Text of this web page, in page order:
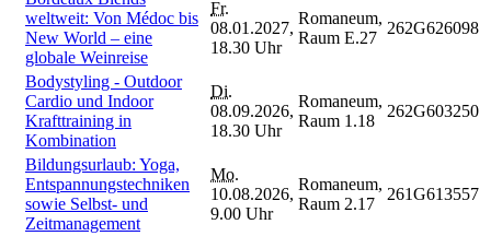
weltweit: Von Médoc bis
New World – eine
globale Weinreise
Fr.
08.01.2027,
18.30 Uhr
Romaneum,
Raum E.27
262G626098
Bodystyling - Outdoor
Cardio und Indoor
Krafttraining in
Kombination
Di.
08.09.2026,
18.30 Uhr
Romaneum,
Raum 1.18
262G603250
Bildungsurlaub: Yoga,
Entspannungstechniken
sowie Selbst- und
Zeitmanagement
Mo.
10.08.2026,
9.00 Uhr
Romaneum,
Raum 2.17
261G613557